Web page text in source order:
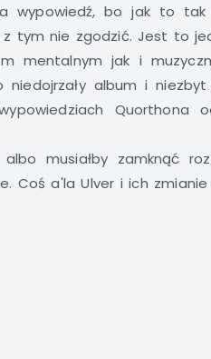
wypowiedź, bo jak to
tym nie zgodzić. Jest to
mentalnym jak i
niedojrzały album i
Quorthona
musiałby zamknąć
Coś a'la Ulver i ich